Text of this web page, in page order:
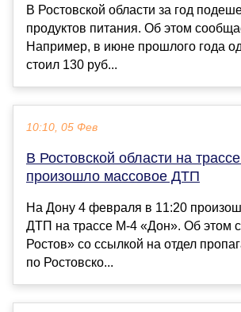
В Ростовской области за год
продуктов питания. Об этом
Например, в июне прошлого года
стоил 130 руб...
10:10, 05 Фев
В Ростовской области на
произошло массовое ДТП
На Дону 4 февраля в 11:20
ДТП на трассе М-4 «Дон». Об этом
Ростов» со ссылкой на отдел
по Ростовско...